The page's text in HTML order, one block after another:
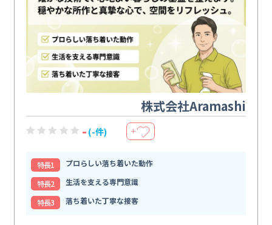
株式会社Aramashi
- (-件) ＋
特⻑1
プロらしい落ち着いた動作
特⻑2
生活を支える専門意識
特⻑3
落ち着いた丁寧な接客